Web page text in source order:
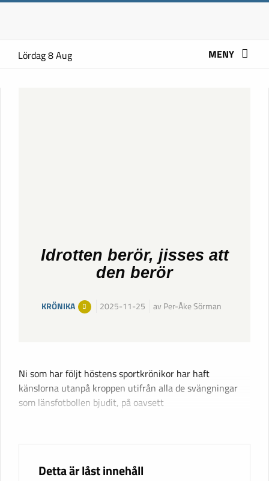
Lördag 8 Aug MENY
Idrotten berör, jisses att
den berör
KRÖNIKA 2025-11-25 av Per-Åke Sörman
Ni som har följt höstens sportkrönikor har haft
känslorna utanpå kroppen utifrån alla de svängningar
som länsfotbollen bjudit, på oavsett
Detta är låst innehåll